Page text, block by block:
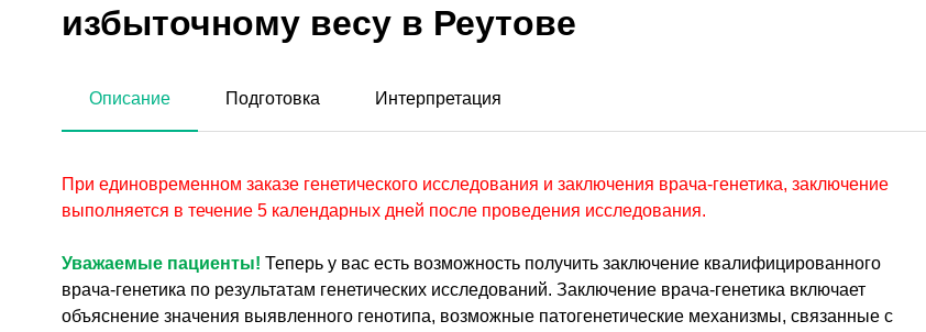
избыточному весу в Реутове
Описание Подготовка Интерпретация
При единовременном заказе генетического исследования и заключения врача-генетика, заключение
выполняется в течение 5 календарных дней после проведения исследования.
Уважаемые пациенты! Теперь у вас есть возможность получить заключение квалифицированного
врача-генетика по результатам генетических исследований. Заключение врача-генетика включает
объяснение значения выявленного генотипа, возможные патогенетические механизмы, связанные с